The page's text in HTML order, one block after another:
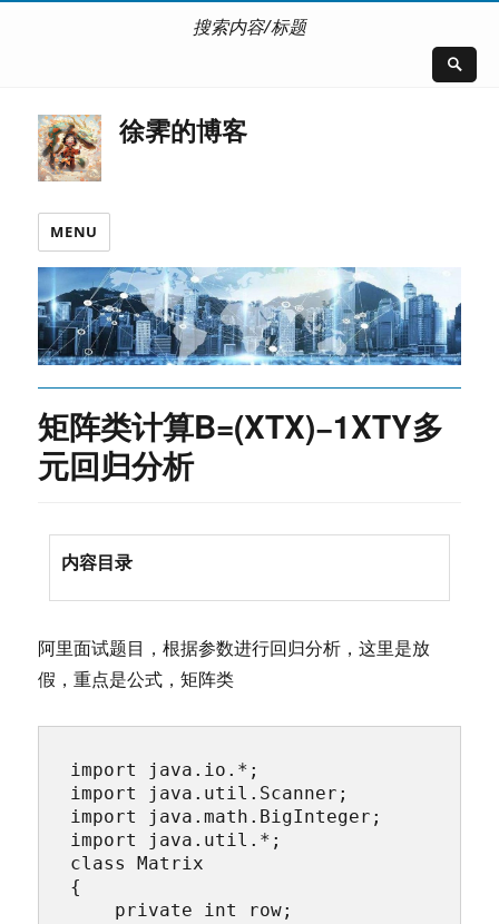
搜索内容/标题
徐霁的博客
MENU
矩阵类计算B=(XTX)−1XTY多
元回归分析
内容目录
阿里面试题目，根据参数进行回归分析，这里是放
假，重点是公式，矩阵类
import java.io.*;
import java.util.Scanner;
import java.math.BigInteger;
import java.util.*;
class Matrix
{
private int row;